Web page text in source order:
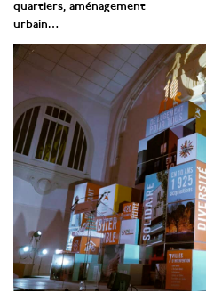
quartiers, aménagement
urbain…